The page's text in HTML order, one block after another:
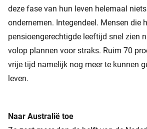
deze fase van hun leven helemaal
ondernemen. Integendeel. Mensen die
pensioengerechtigde leeftijd snel zien
volop plannen voor straks. Ruim 70
vrije tijd namelijk nog meer te kunnen
leven.
Naar Australië toe